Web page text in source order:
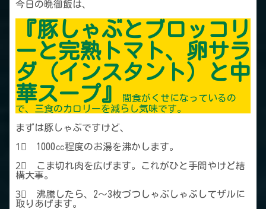
今日の晩御飯は、
『豚しゃぶとブロッコリ
ーと完熟トマト、卵サラ
ダ（インスタント）と中
華スープ』
間食がくせになっているの
で、三食のカロリーを減らし気味です。
まずは豚しゃぶですけど、
1⃣ 1000㏄程度のお湯を沸かします。
2⃣ こま切れ肉を広げます。これがひと手間やけど結
構大事。
3⃣ 沸騰したら、2～3枚づつしゃぶしゃぶしてザルに
取りあげます。